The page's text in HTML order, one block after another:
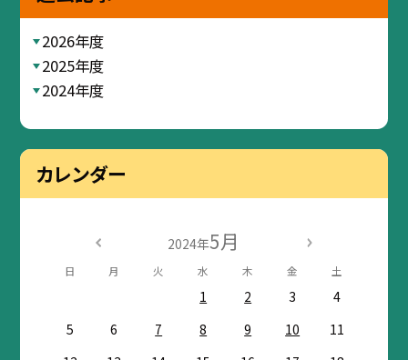
2026年度
2025年度
2024年度
カレンダー
2024年5月
日 月 火 水 木 金 土
1 2 3
4
5
6 7 8 9 10
11